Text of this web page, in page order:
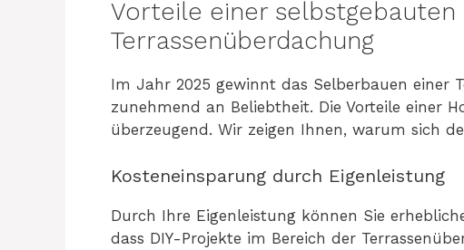
Vorteile einer selbstgebauten
Terrassenüberdachung
Im Jahr 2025 gewinnt das Selberbauen einer
zunehmend an Beliebtheit. Die Vorteile einer
überzeugend. Wir zeigen Ihnen, warum sich
Kosteneinsparung durch Eigenleistung
Durch Ihre Eigenleistung können Sie
dass DIY-Projekte im Bereich der